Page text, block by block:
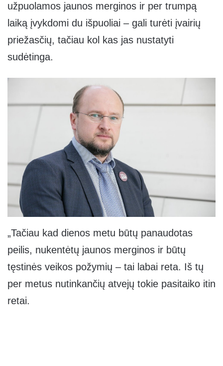
užpuolamos jaunos merginos ir per trumpą
laiką įvykdomi du išpuoliai – gali turėti įvairių
priežasčių, tačiau kol kas jas nustatyti
sudėtinga.
„Tačiau kad dienos metu būtų panaudotas
peilis, nukentėtų jaunos merginos ir būtų
tęstinės veikos požymių – tai labai reta. Iš tų
per metus nutinkančių atvejų tokie pasitaiko itin
retai.